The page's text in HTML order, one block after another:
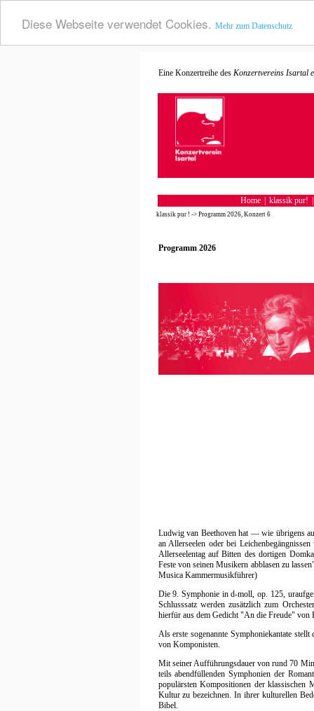
Diese Webseite verwendet Cookies. Mehr zum Datenschutz
Eine Konzertreihe des Konzertvereins Isartal
Home klassik pur!
klassik pur ! -> Programm 2026, Konzert 6
Programm 2026
Ludwig van Beethoven hat — wie übrigens
an Allerseelen oder bei
Allerseelentag auf Bitten des dortigen
Feste von seinen Musikern abblasen zu
Musica Kammermusikführer)
Die 9. Symphonie in d-moll, op. 125,
Schlusssatz werden zusätzlich zum
hierfür aus dem Gedicht "An die Freude" von
Als erste sogenannte Symphoniekantate
von Komponisten.
Mit seiner Aufführungsdauer von rund 70
teils abendfüllenden Symphonien der
populärsten Kompositionen der klassischen
Kultur zu bezeichnen. In ihrer kulturellen
Bibel.